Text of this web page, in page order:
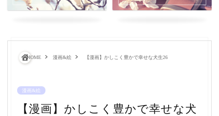
HOME 漫画&絵 【漫画】かしこく豊かで幸せな犬生26
漫画&絵
【漫画】かしこく豊かで幸せな犬